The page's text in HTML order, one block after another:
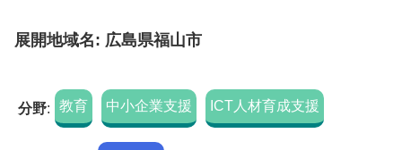
展開地域名: 広島県福山市
分野: 教育 中小企業支援 ICT人材育成支援